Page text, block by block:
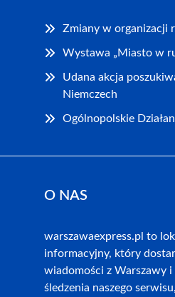
Zmiany w organizacji
Wystawa „Miasto w
Udana akcja
Niemczech
Ogólnopolskie
O NAS
warszawaexpress.pl to
informacyjny, który
wiadomości z Warszawy
śledzenia naszego